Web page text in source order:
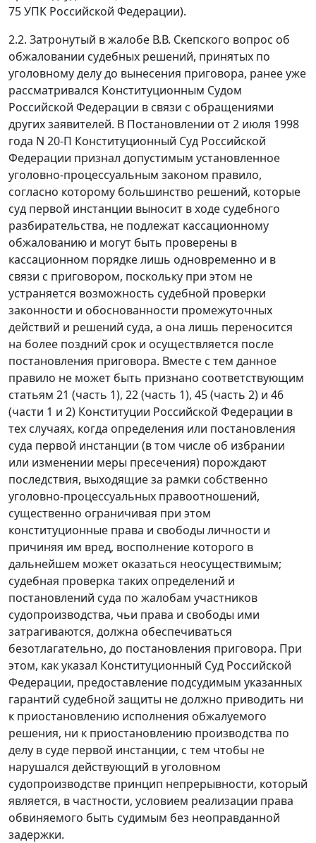
75УПК Российской Федерации).
2.2. Затронутый в жалобе В.В. Скепского вопрос об
обжаловании судебных решений, принятых по
уголовному делу до вынесения приговора, ранее уже
рассматривался Конституционным Судом
Российской Федерации в связи с обращениями
других заявителей. В Постановлении от 2 июля 1998
года N 20-П Конституционный Суд Российской
Федерации признал допустимым установленное
уголовно-процессуальным законом правило,
согласно которому большинство решений, которые
суд первой инстанции выносит в ходе судебного
разбирательства, не подлежат кассационному
обжалованию и могут быть проверены в
кассационном порядке лишь одновременно и в
связи с приговором, поскольку при этом не
устраняется возможность судебной проверки
законности и обоснованности промежуточных
действий и решений суда, а она лишь переносится
на более поздний срок и осуществляется после
постановления приговора. Вместе с тем данное
правило не может быть признано соответствующим
статьям 21 (часть 1), 22 (часть 1), 45 (часть 2) и 46
(части 1 и 2) Конституции Российской Федерации в
тех случаях, когда определения или постановления
суда первой инстанции (в том числе об избрании
или изменении меры пресечения) порождают
последствия, выходящие за рамки собственно
уголовно-процессуальных правоотношений,
существенно ограничивая при этом
конституционные права и свободы личности и
причиняя им вред, восполнение которого в
дальнейшем может оказаться неосуществимым;
судебная проверка таких определений и
постановлений суда по жалобам участников
судопроизводства, чьи права и свободы ими
затрагиваются, должна обеспечиваться
безотлагательно, до постановления приговора. При
этом, как указал Конституционный Суд Российской
Федерации, предоставление подсудимым указанных
гарантий судебной защиты не должно приводить ни
к приостановлению исполнения обжалуемого
решения, ни к приостановлению производства по
делу в суде первой инстанции, с тем чтобы не
нарушался действующий в уголовном
судопроизводстве принцип непрерывности, который
является, в частности, условием реализации права
обвиняемого быть судимым без неоправданной
задержки.